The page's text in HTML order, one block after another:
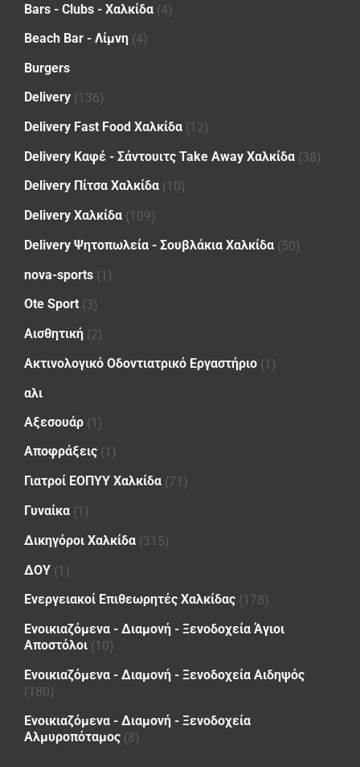
Bars - Clubs - Χαλκίδα (4)
Beach Bar - Λίμνη (4)
Burgers
Delivery (136)
Delivery Fast Food Χαλκίδα (12)
Delivery Καφέ - Σάντουιτς Take Away Χαλκίδα (38)
Delivery Πίτσα Χαλκίδα (10)
Delivery Χαλκίδα (109)
Delivery Ψητοπωλεία - Σουβλάκια Χαλκίδα (50)
nova-sports (1)
Ote Sport (3)
Αισθητική (2)
Ακτινολογικό Οδοντιατρικό Εργαστήριο (1)
αλι
Αξεσουάρ (1)
Αποφράξεις (1)
Γιατροί ΕΟΠΥΥ Χαλκίδα (71)
Γυναίκα (1)
Δικηγόροι Χαλκίδα (315)
ΔΟΥ (1)
Ενεργειακοί Επιθεωρητές Χαλκίδας (178)
Ενοικιαζόμενα - Διαμονή - Ξενοδοχεία Άγιοι
Αποστόλοι (10)
Ενοικιαζόμενα - Διαμονή - Ξενοδοχεία Αιδηψός
(180)
Ενοικιαζόμενα - Διαμονή - Ξενοδοχεία
Αλμυροπόταμος (8)